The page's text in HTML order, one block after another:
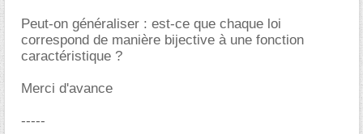
Peut-on généraliser : est-ce que chaque loi
correspond de manière bijective à une fonction
caractéristique ?
Merci d'avance
-----